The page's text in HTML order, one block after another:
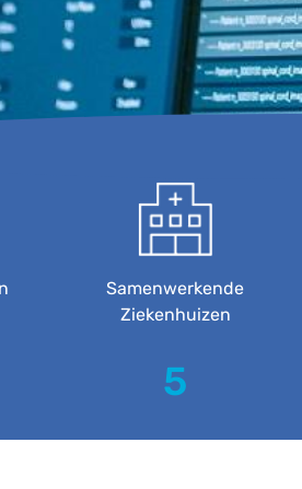
Samenwerkende
Ziekenhuizen
5